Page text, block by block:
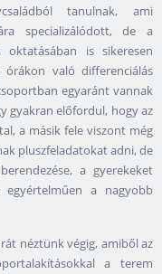
tanulnak, ami
specializálódott, de a
is sikeresen
órákon való differenciálás
egyaránt vannak
gyakran előfordul, hogy az
a másik fele viszont még
pluszfeladatokat adni, de
a gyerekeket
a nagyobb
néztünk végig, amiből az
a terem